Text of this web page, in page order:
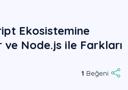
Ekosistemine
Node.js ile Farkları
1 Beğeni